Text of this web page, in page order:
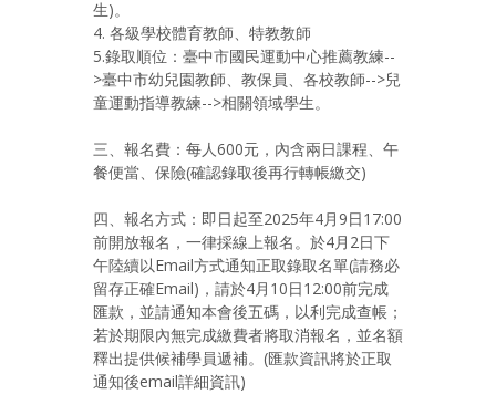
生)。
4. 各級學校體育教師、特教教師
5.錄取順位：臺中市國民運動中心推薦教練--
>臺中市幼兒園教師、教保員、各校教師-->兒
童運動指導教練-->相關領域學生。
三、報名費：每人600元，內含兩日課程、午
餐便當、保險(確認錄取後再行轉帳繳交)
四、報名方式：即日起至2025年4月9日17:00
前開放報名，一律採線上報名。於4月2日下
午陸續以Email方式通知正取錄取名單(請務必
留存正確Email)，請於4月10日12:00前完成
匯款，並請通知本會後五碼，以利完成查帳；
若於期限內無完成繳費者將取消報名，並名額
釋出提供候補學員遞補。(匯款資訊將於正取
通知後email詳細資訊)